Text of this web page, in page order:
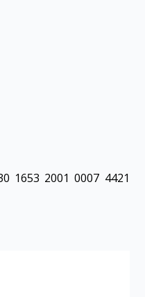
1653 2001 0007 4421